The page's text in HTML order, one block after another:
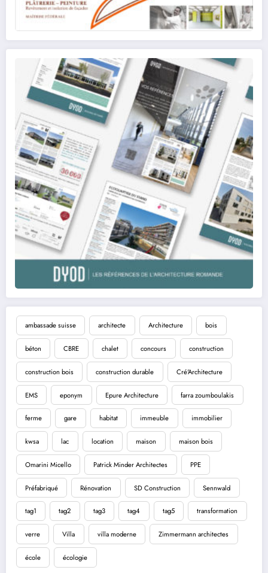
ambassade suisse architecte Architecture bois
béton CBRE chalet concours construction
construction bois construction durable Cré'Architecture
EMS eponym Epure Architecture farra zoumboulakis
ferme gare habitat immeuble immobilier
kwsa lac location maison maison bois
Omarini Micello Patrick Minder Architectes PPE
Préfabriqué Rénovation SD Construction Sennwald
tag1 tag2 tag3 tag4 tag5 transformation
verre Villa villa moderne Zimmermann architectes
école écologie